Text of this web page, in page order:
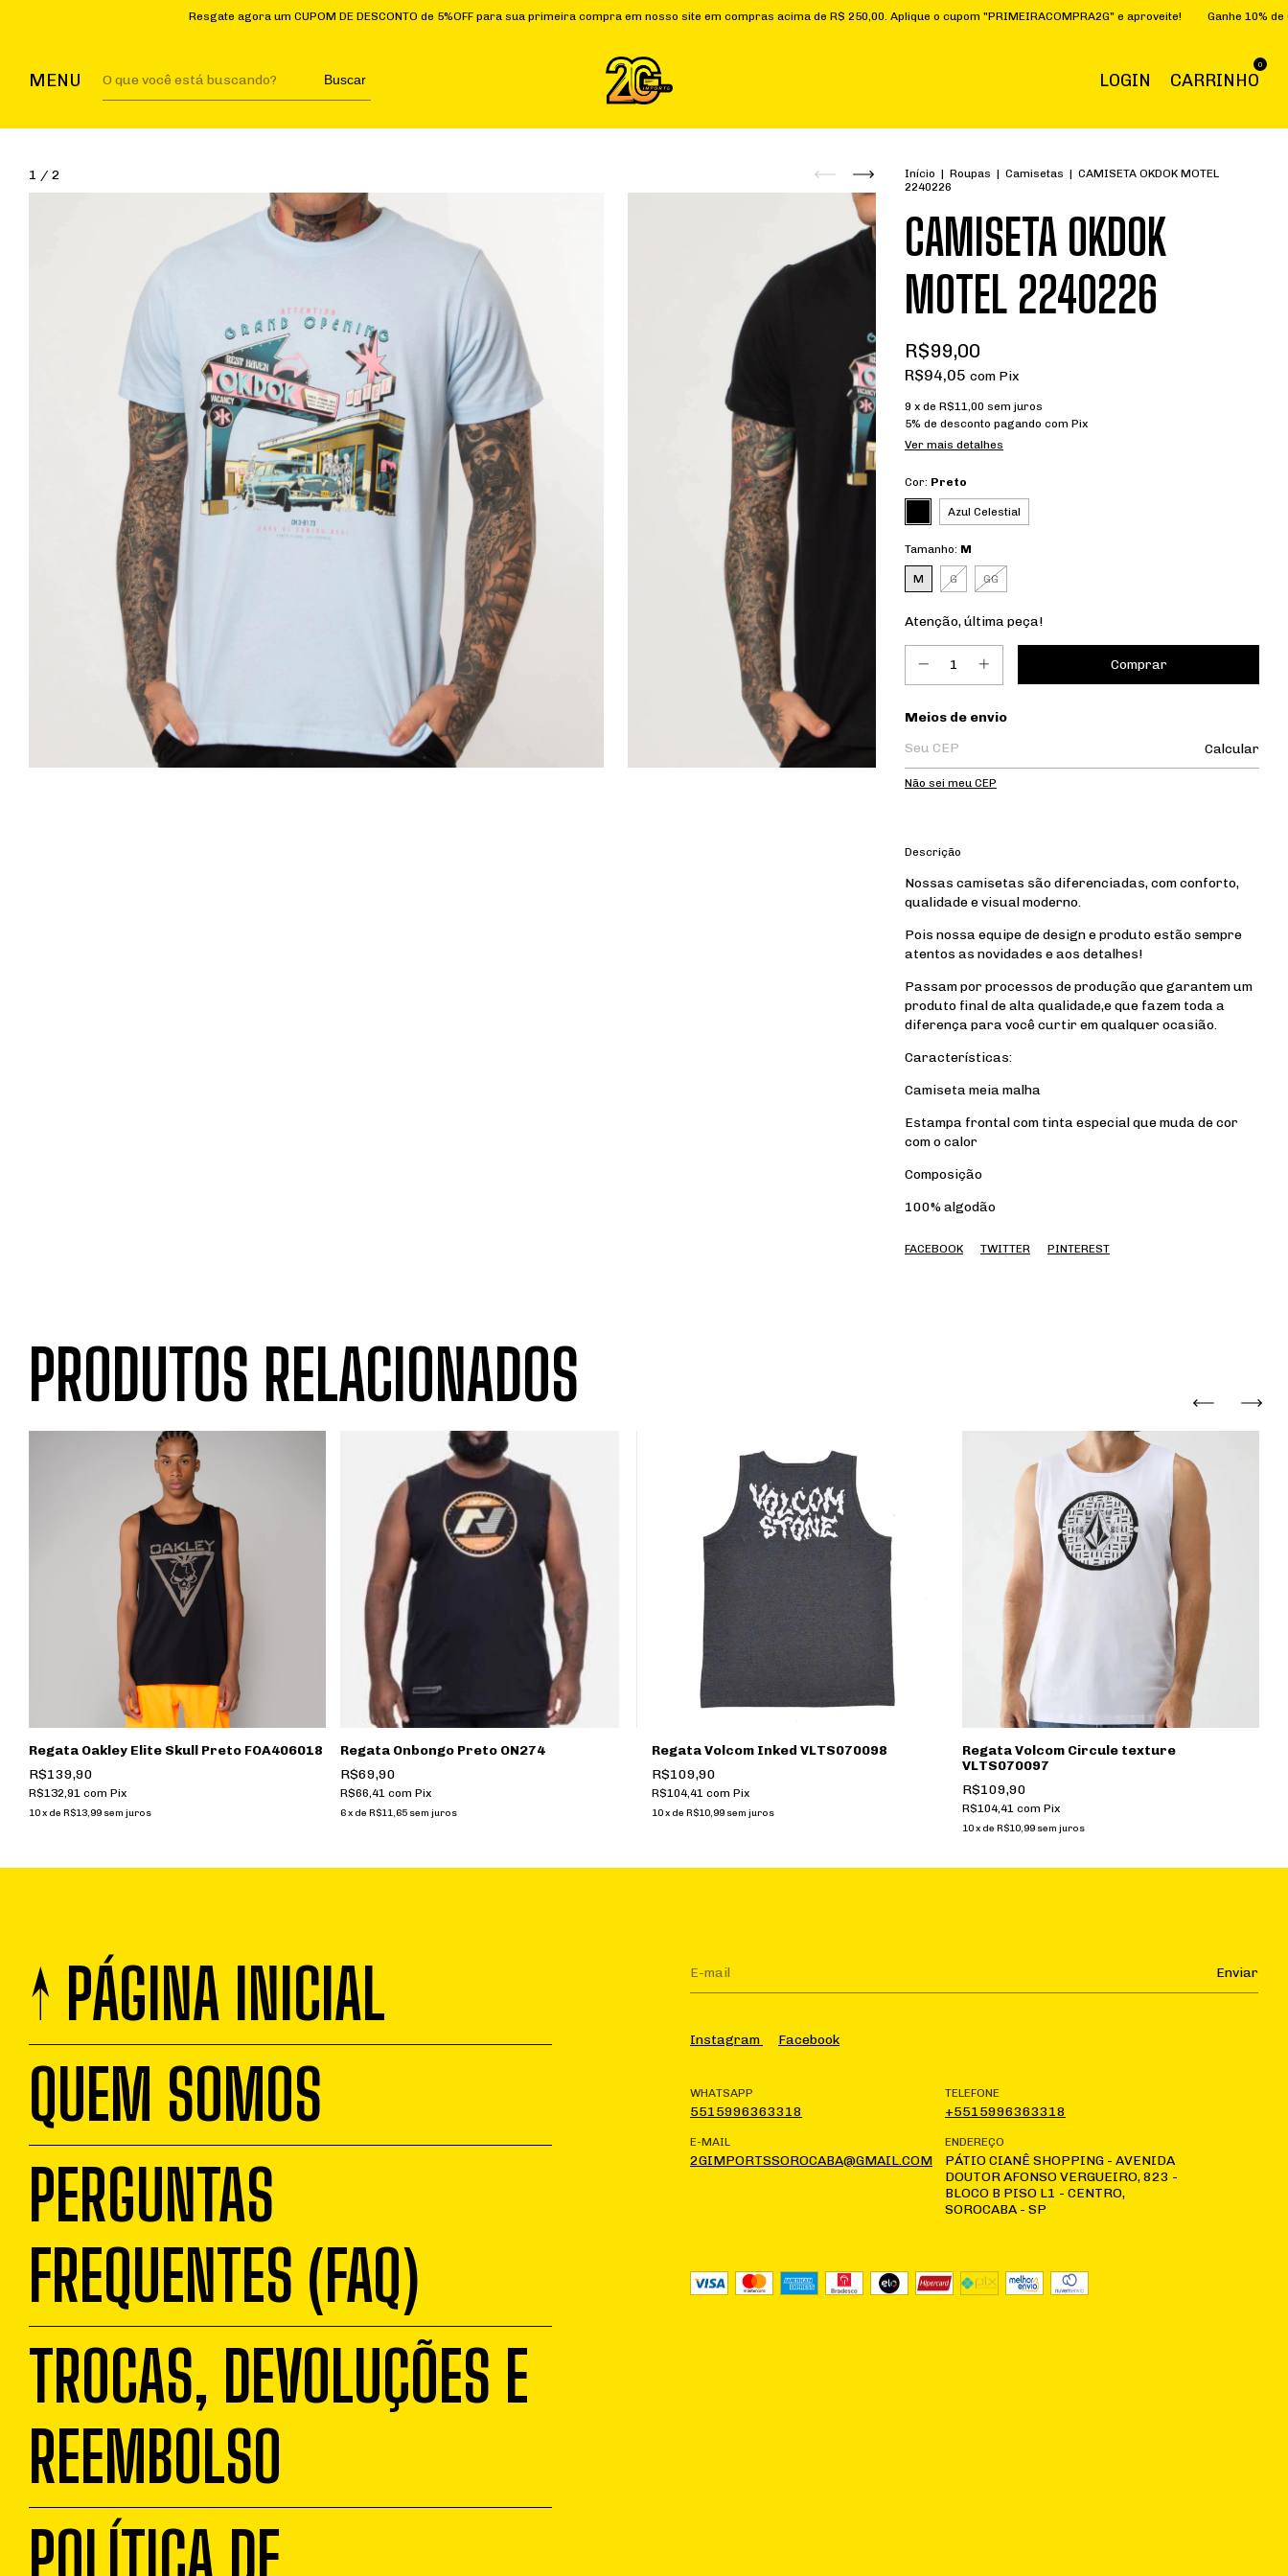
Resgate agora um CUPOM DE DESCONTO de 5%OFF para sua primeira compra em nosso site em compras acima de R$ 250,00. Aplique o cupom "PRIMEIRACOMPRA2G" e aproveite! Ganhe 10% de
MENU Buscar LOGIN CARRINHO
0
1 / 2 Início | Roupas | Camisetas | CAMISETA OKDOK MOTEL
2240226
CAMISETA OKDOK
MOTEL 2240226
R$99,00
R$94,05 com Pix
9 x de R$11,00 sem juros
5% de desconto pagando com Pix
Ver mais detalhes
Cor: Preto
Azul Celestial
Tamanho: M
M G GG
Atenção, última peça!
Entregas para o CEP:
Meios de envio
Calcular
Não sei meu CEP
Descrição
Nossas camisetas são diferenciadas, com conforto,
qualidade e visual moderno.
Pois nossa equipe de design e produto estão sempre
atentos as novidades e aos detalhes!
Passam por processos de produção que garantem um
produto final de alta qualidade,e que fazem toda a
diferença para você curtir em qualquer ocasião.
Características:
Camiseta meia malha
Estampa frontal com tinta especial que muda de cor
com o calor
Composição
100% algodão
FACEBOOK TWITTER PINTEREST
PRODUTOS RELACIONADOS
Regata Oakley Elite Skull Preto FOA406018
R$139,90
R$132,91 com Pix
10x de R$13,99 sem juros
Regata Onbongo Preto ON274
R$69,90
R$66,41 com Pix
6x de R$11,65 sem juros
Regata Volcom Inked VLTS070098
R$109,90
R$104,41 com Pix
10 x de R$10,99 sem juros
Regata Volcom Circule texture
VLTS070097
R$109,90
R$104,41com Pix
10x deR$10,99 sem juros
↑ PÁGINA INICIAL
QUEM SOMOS
PERGUNTAS
FREQUENTES (FAQ)
TROCAS, DEVOLUÇÕES E
REEMBOLSO
POLÍTICA DE
Instagram Facebook
WHATSAPP
5515996363318
TELEFONE
+5515996363318
E-MAIL
2GIMPORTSSOROCABA@GMAIL.COM
ENDEREÇO
PÁTIO CIANÊ SHOPPING - AVENIDA
DOUTOR AFONSO VERGUEIRO, 823 -
BLOCO B PISO L1 - CENTRO,
SOROCABA - SP